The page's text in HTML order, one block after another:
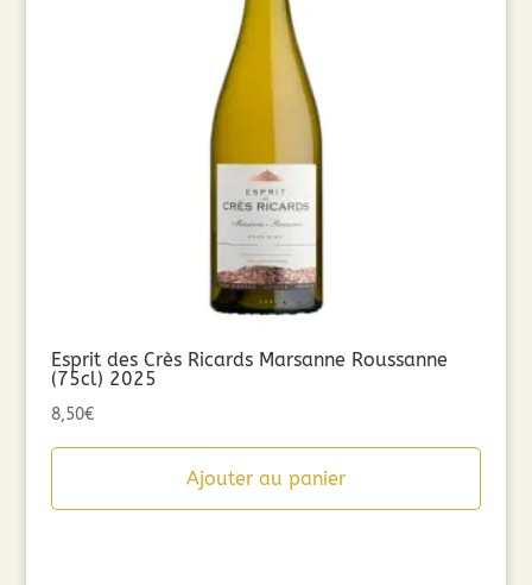
Esprit des Crès Ricards Marsanne Roussanne
(75cl) 2025
8,50€
Ajouter au panier